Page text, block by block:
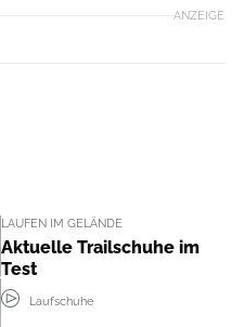
ANZEIGE
LAUFEN IM GELÄNDE
Aktuelle Trailschuhe im
Test
Laufschuhe